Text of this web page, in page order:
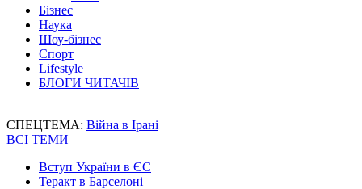
Бізнес
Наука
Шоу-бізнес
Спорт
Lifestyle
БЛОГИ ЧИТАЧІВ
СПЕЦТЕМА: Війна в Ірані
ВСІ ТЕМИ
Вступ України в ЄС
Теракт в Барселоні